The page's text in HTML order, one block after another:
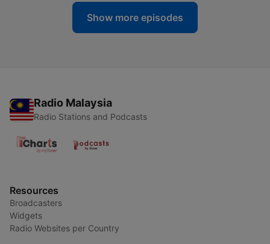
Show more episodes
Radio Malaysia
Radio Stations and Podcasts
Resources
Broadcasters
Widgets
Radio Websites per Country